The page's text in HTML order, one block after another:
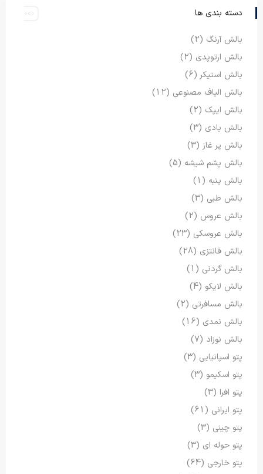
دسته بندی ها
بالش آرنگ (2)
بالش ارتوپدی (2)
بالش استیکر (6)
بالش الیاف مصنوعی (12)
بالش ایپک (2)
بالش بادی (3)
بالش پر غاز (3)
بالش پشم شیشه (5)
بالش پنبه (1)
بالش طبی (3)
بالش عروس (2)
بالش عروسکی (23)
بالش فانتزی (28)
بالش گردنی (1)
بالش لایکو (4)
بالش مسافرتی (2)
بالش نمدی (16)
بالش نوزاد (7)
پتو اسپانیایی (3)
پتو اسکیمو (3)
پتو افرا (3)
پتو ایرانی (61)
پتو چینی (3)
پتو حوله ای (3)
پتو خارجی (64)